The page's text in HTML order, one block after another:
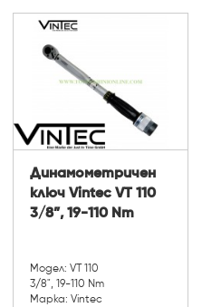
Динамометричен
ключ Vintec VT 110
3/8”, 19-110 Nm
Модел: VT 110
3/8", 19-110 Nm
Марка: Vintec